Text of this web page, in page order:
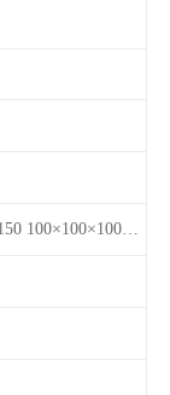
40×40×160mm试件 ≧150 100×100×100mm试件≧120